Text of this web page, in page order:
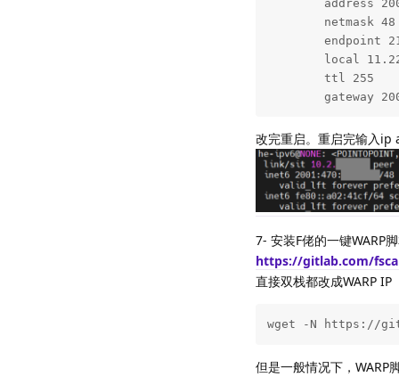
address
netmask 48
endpoint
local
        ttl 255
gateway
改完重启。重启完输入
7- 安装F佬的一键WARP
https://gitlab.com/
直接双栈都改成WARP IP
wget -N https://
但是一般情况下，WARP